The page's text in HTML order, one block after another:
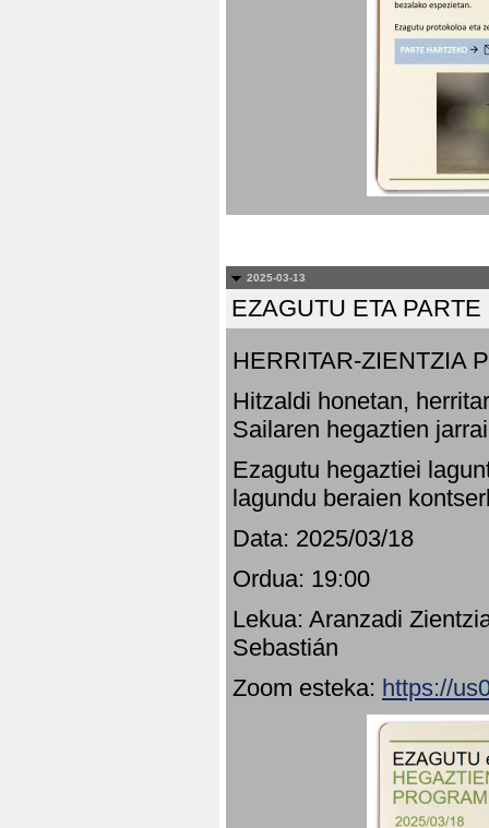
2025-03-13
EZAGUTU ETA
HERRITAR-ZIENTZIA
Hitzaldi honetan,
Sailaren hegaztien
Ezagutu hegaztiei
lagundu beraien
Data: 2025/03/18
Ordua: 19:00
Lekua: Aranzadi
Sebastián
Zoom esteka: https://